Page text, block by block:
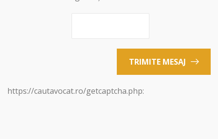
TRIMITE MESAJ
https://cautavocat.ro/getcaptcha.php: